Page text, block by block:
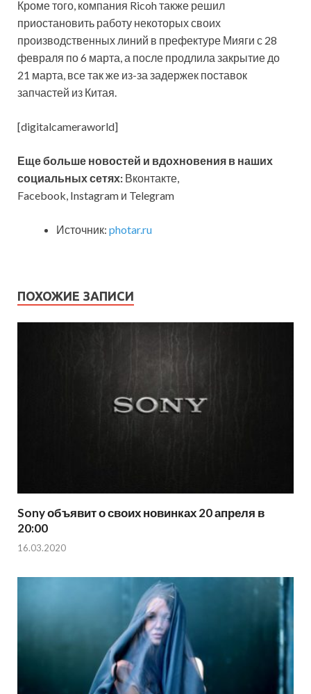
Кроме того, компания Ricoh также решил
приостановить работу некоторых своих
производственных линий в префектуре Мияги с 28
февраля по 6 марта, а после продлила закрытие до
21 марта, все так же из-за задержек поставок
запчастей из Китая.
[digitalcameraworld]
Еще больше новостей и вдохновения в наших
социальных сетях: Вконтакте,
Facebook, Instagram и Telegram
Источник: photar.ru
ПОХОЖИЕ ЗАПИСИ
Sony объявит о своих новинках 20 апреля в
20:00
16.03.2020